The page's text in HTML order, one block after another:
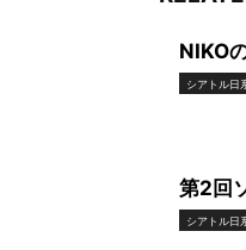
NIKO
シアトル日
第2回
シアトル日